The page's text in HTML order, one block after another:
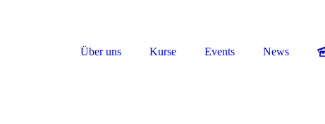
Über uns Kurse Events News